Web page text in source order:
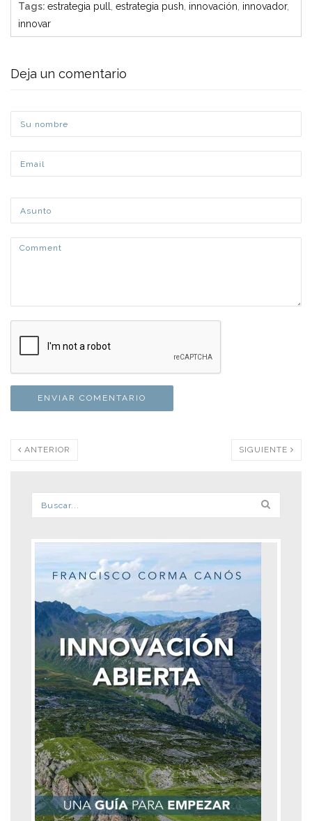
Tags: estrategia pull estrategia push innovación innovador,
innovar
Deja un comentario
ANTERIOR SIGUIENTE
Formulario de búsqueda